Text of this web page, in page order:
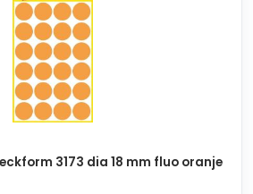
3173 dia 18 mm fluo oranje